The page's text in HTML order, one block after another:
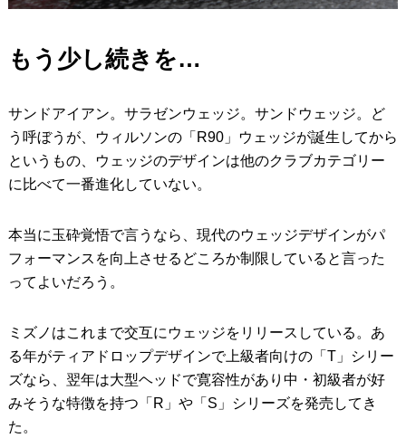
もう少し続きを…
サンドアイアン。サラゼンウェッジ。サンドウェッジ。ど
う呼ぼうが、ウィルソンの「R90」ウェッジが誕生してから
というもの、ウェッジのデザインは他のクラブカテゴリー
に比べて一番進化していない。
本当に玉砕覚悟で言うなら、現代のウェッジデザインがパ
フォーマンスを向上させるどころか制限していると言った
ってよいだろう。
ミズノはこれまで交互にウェッジをリリースしている。あ
る年がティアドロップデザインで上級者向けの「T」シリー
ズなら、翌年は大型ヘッドで寛容性があり中・初級者が好
みそうな特徴を持つ「R」や「S」シリーズを発売してき
た。